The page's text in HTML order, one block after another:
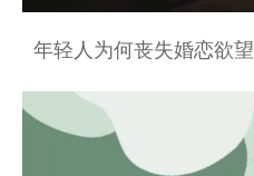
年轻人为何丧失婚恋欲望